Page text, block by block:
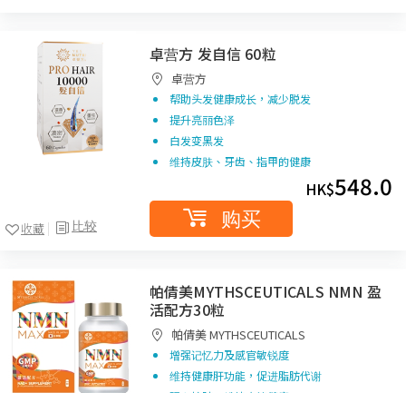
比较
收藏
卓营方 发自信 60粒
卓营方
帮助头发健康成长，减少脱发
提升亮丽色泽
白发变黑发
维持皮肤、牙齿、指甲的健康
HK$548.0
购买
帕倩美MYTHSCEUTICALS NMN 盈
活配方30粒
帕倩美 MYTHSCEUTICALS
增强记忆力及感官敏锐度
维持健康肝功能，促进脂肪代谢